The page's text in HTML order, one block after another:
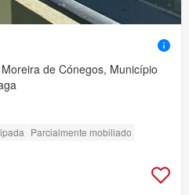
de Cónegos, Município
Parcialmente mobiliado